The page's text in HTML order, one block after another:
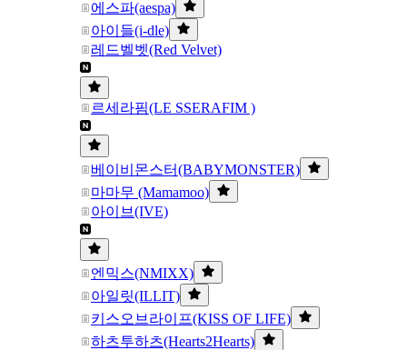
에스파(aespa)
아이들(i-dle)
레드벨벳(Red Velvet)
르세라핌(LE SSERAFIM )
베이비몬스터(BABYMONSTER)
마마무 (Mamamoo)
아이브(IVE)
엔믹스(NMIXX)
아일릿(ILLIT)
키스오브라이프(KISS OF LIFE)
하츠투하츠(Hearts2Hearts)